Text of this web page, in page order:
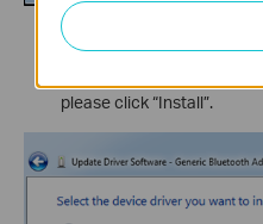
please click “Install”.